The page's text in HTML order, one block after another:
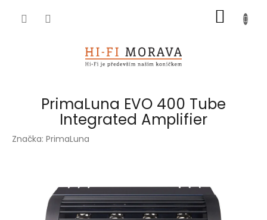
KOŠÍK
PrimaLuna EVO 400 Tube
Integrated Amplifier
Značka: PrimaLuna